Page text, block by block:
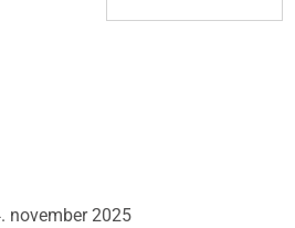
november 2025